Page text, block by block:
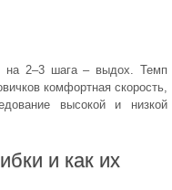
на 2–3 шага – выдох. Темп
комфортная скорость,
высокой и низкой
и как их